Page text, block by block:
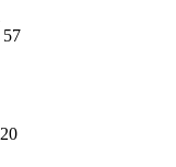
57
20